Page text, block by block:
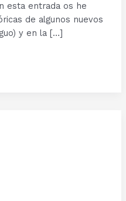
esta entrada os he
de algunos nuevos
y en la […]